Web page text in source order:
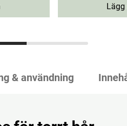
& användning